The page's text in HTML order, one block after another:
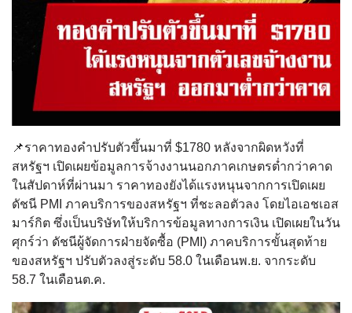
📌ราคาทองคำปรับตัวขึ้นมาที่ $1780 หลังจากผิดหวังที่
สหรัฐฯ เปิดเผยข้อมูลการจ้างงานนอกภาคเกษตรต่ำกว่าคาด
ในสัปดาห์ที่ผ่านมา ราคาทองยังได้แรงหนุนจากการเปิดเผย
ดัชนี PMI ภาคบริการของสหรัฐฯ ที่ชะลอตัวลง โดยไอเอชเอส
มาร์กิต ซึ่งเป็นบริษัทให้บริการข้อมูลทางการเงิน เปิดเผยในวัน
ศุกร์ว่า ดัชนีผู้จัดการฝ่ายจัดซื้อ (PMI) ภาคบริการขั้นสุดท้าย
ของสหรัฐฯ ปรับตัวลงสู่ระดับ 58.0 ในเดือนพ.ย. จากระดับ
58.7 ในเดือนต.ค.